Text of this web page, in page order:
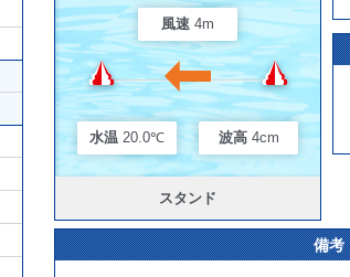
風速 4m
水温 20.0℃ 波高 4cm
スタンド
備考